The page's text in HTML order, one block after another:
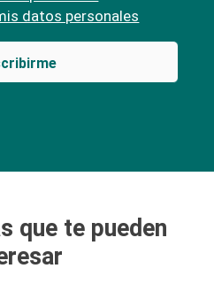
datos personales
que te pueden